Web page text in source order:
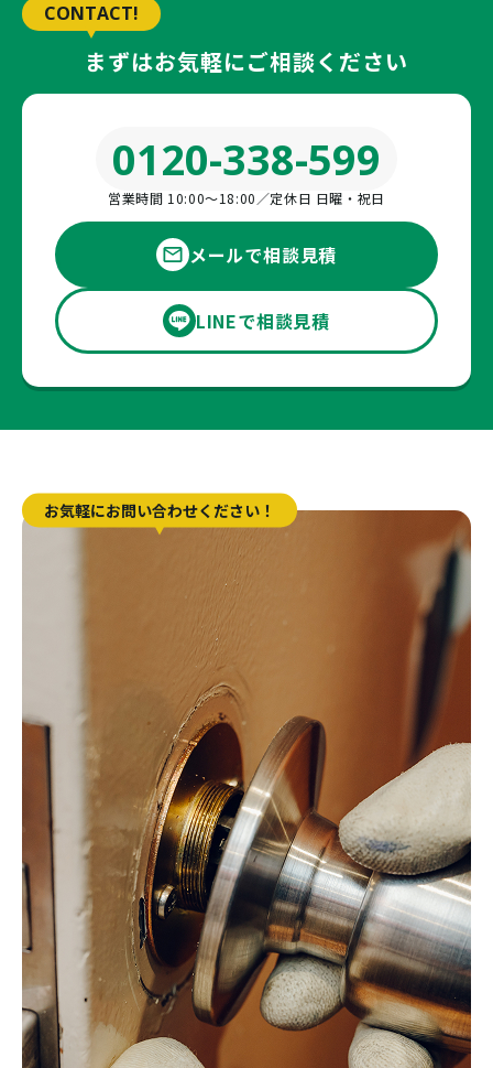
CONTACT!
まずはお気軽にご相談ください
0120-338-599
営業時間 10:00〜18:00／定休日 日曜・祝日
メールで相談見積
LINEで相談見積
お気軽にお問い合わせください！